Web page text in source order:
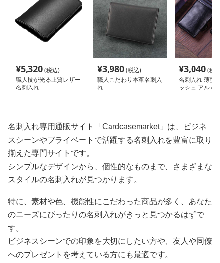
¥5,320(税込)
職人技が光る上質レザー
名刺入れ
¥3,980(税込)
職人こだわり本革名刺入
れ
¥3,040(税
名刺入れ 薄型
ッシュ アルミ
名刺入れ専用通販サイト「Cardcasemarket」は、ビジネ
スシーンやプライベートで活躍する名刺入れを豊富に取り
揃えた専門サイトです。
シンプルなデザインから、個性的なものまで、さまざまな
スタイルの名刺入れが見つかります。
特に、素材や色、機能性にこだわった商品が多く、あなた
のニーズにぴったりの名刺入れがきっと見つかるはずで
す。
ビジネスシーンでの印象を大切にしたい方や、友人や同僚
へのプレゼントを考えている方にも最適です。